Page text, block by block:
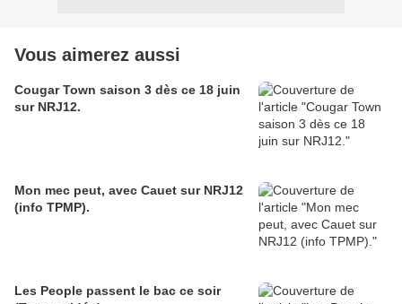
Vous aimerez aussi
Cougar Town saison 3 dès ce 18 juin
sur NRJ12.
Mon mec peut, avec Cauet sur NRJ12
(info TPMP).
Les People passent le bac ce soir